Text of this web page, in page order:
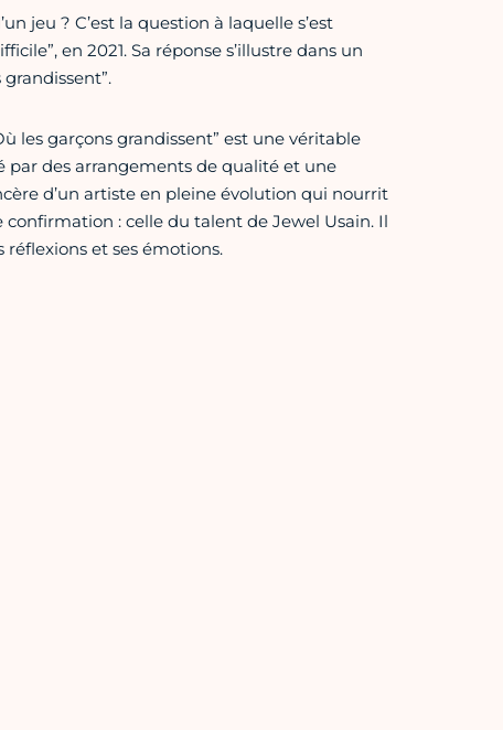
jeu ? C’est la question à laquelle s’est
en 2021. Sa réponse s’illustre dans un
les garçons grandissent” est une véritable
par des arrangements de qualité et une
d’un artiste en pleine évolution qui nourrit
confirmation : celle du talent de Jewel Usain. Il
et ses émotions.